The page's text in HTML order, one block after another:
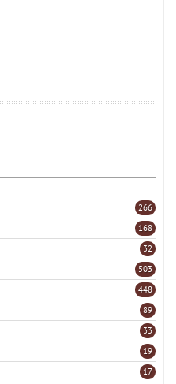
266
168
32
503
448
89
33
19
17